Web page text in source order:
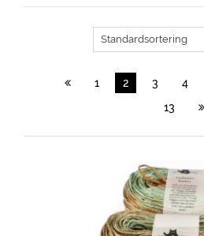
1 2 3 4
13